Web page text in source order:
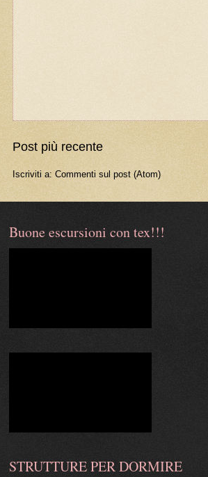
Post più recente
Iscriviti a: Commenti sul post (Atom)
Buone escursioni con tex!!!
STRUTTURE PER DORMIRE